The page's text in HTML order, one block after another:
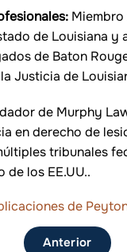
de Louisiana y
de Baton
Justicia de
de Murphy
en derecho de
tribunales
de los EE.UU..
de
Anterior